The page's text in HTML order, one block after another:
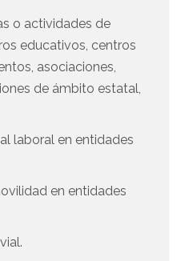
o actividades de
educativos, centros
asociaciones,
de ámbito estatal,
laboral en entidades
en entidades